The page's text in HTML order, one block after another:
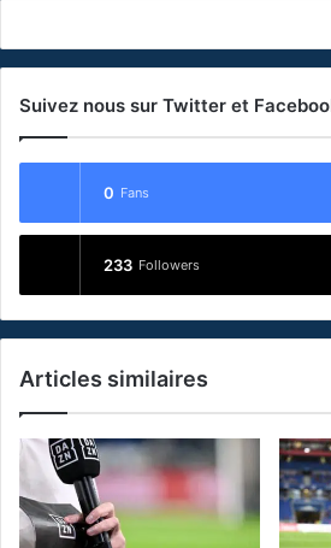
Suivez nous sur Twitter et
0 Fans
233 Followers
Articles similaires